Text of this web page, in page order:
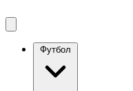
Футбол